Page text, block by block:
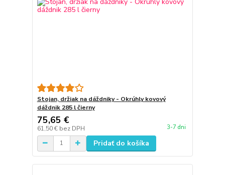
Stojan, držiak na dáždniky - Okrúhly kovový
dáždnik 285 l čierny
75,65 €
61,50 € bez DPH 3-7 dni
Pridať do košíka